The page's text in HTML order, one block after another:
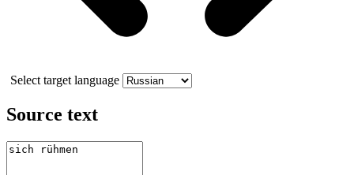
Select target language
Source text